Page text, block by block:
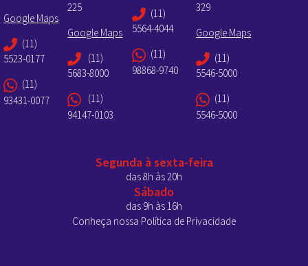
Google Maps
(11)
5523-0177
(11)
93431-0077
225
Google Maps
(11)
5683-8000
(11)
94147-0103
(11)
5564-4044
(11)
98868-9740
329
Google Maps
(11)
5546-5000
(11)
5546-5000
Segunda à sexta-feira
das 8h às 20h
Sábado
das 9h às 16h
Conheça nossa Política de Privacidade